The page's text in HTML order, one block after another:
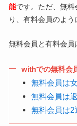
能です。ただ、無料
り、有料会員のよう
無料会員と有料会員
withでの無料会
無料会員は
無料会員は
無料会員は2